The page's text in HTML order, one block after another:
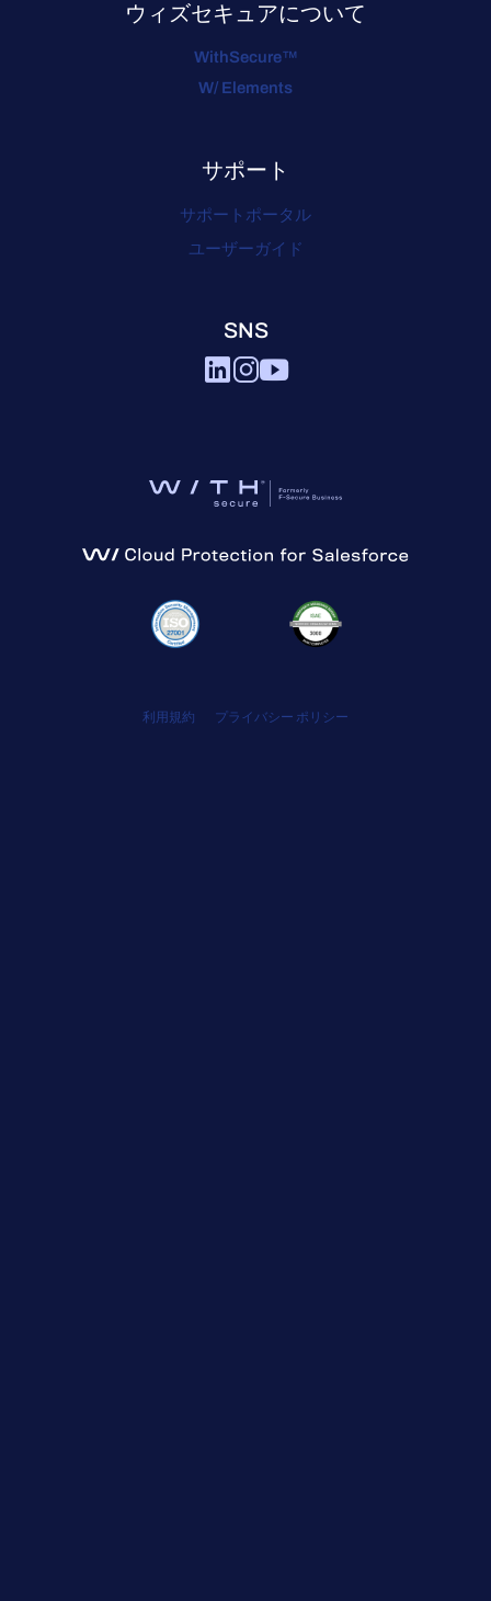
ウィズセキュアについて
WithSecure™
W/ Elements
サポート
サポートポータル
ユーザーガイド
SNS
利用規約 プライバシー ポリシー